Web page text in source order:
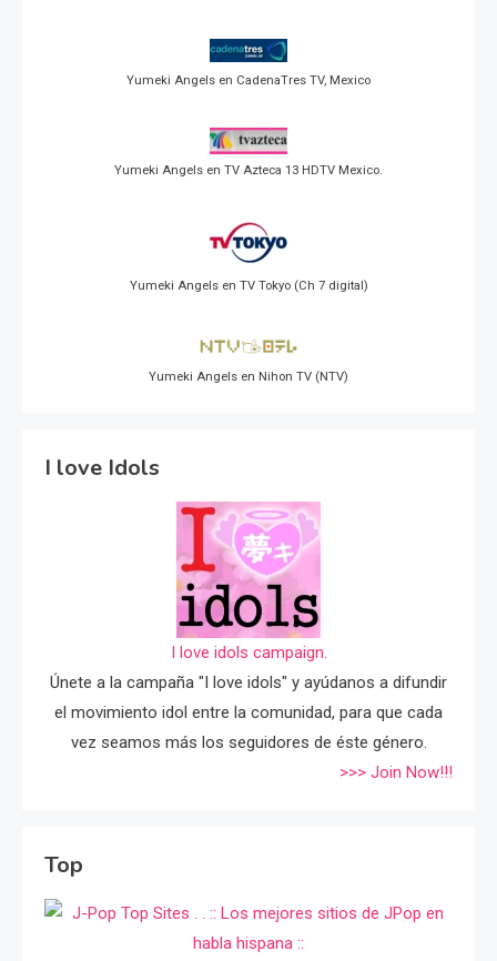
Yumeki Angels en CadenaTres TV, Mexico
Yumeki Angels en TV Azteca 13 HDTV Mexico.
Yumeki Angels en TV Tokyo (Ch 7 digital)
Yumeki Angels en Nihon TV (NTV)
I love Idols
I love idols campaign.
Únete a la campaña "I love idols" y ayúdanos a difundir
el movimiento idol entre la comunidad, para que cada
vez seamos más los seguidores de éste género.
>>> Join Now!!!
Top